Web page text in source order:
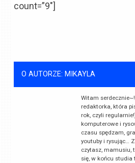
count=”9″]
O AUTORZE: MIKAYLA
Witam
redaktorka, która
rok, czyli
komputerowe i
czasu spędzam,
youtuby i rysując…
czytasz, mamusiu,
się, w końcu studia